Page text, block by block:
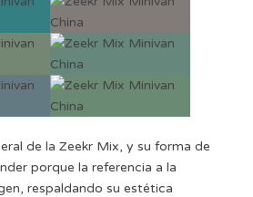
de la Zeekr Mix, y su forma de
porque la referencia a la
respaldando su estética